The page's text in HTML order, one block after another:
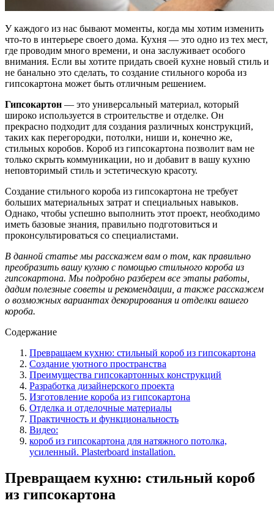
У каждого из нас бывают моменты, когда мы хотим изменить
что-то в интерьере своего дома. Кухня — это одно из тех мест,
где проводим много времени, и она заслуживает особого
внимания. Если вы хотите придать своей кухне новый стиль и
не банально это сделать, то создание стильного короба из
гипсокартона может быть отличным решением.
Гипсокартон — это универсальный материал, который
широко используется в строительстве и отделке. Он
прекрасно подходит для создания различных конструкций,
таких как перегородки, потолки, ниши и, конечно же,
стильных коробов. Короб из гипсокартона позволит вам не
только скрыть коммуникации, но и добавит в вашу кухню
неповторимый стиль и эстетическую красоту.
Создание стильного короба из гипсокартона не требует
больших материальных затрат и специальных навыков.
Однако, чтобы успешно выполнить этот проект, необходимо
иметь базовые знания, правильно подготовиться и
проконсультироваться со специалистами.
В данной статье мы расскажем вам о том, как правильно
преобразить вашу кухню с помощью стильного короба из
гипсокартона. Мы подробно разберем все этапы работы,
дадим полезные советы и рекомендации, а также расскажем
о возможных вариантах декорирования и отделки вашего
короба.
Содержание
Превращаем кухню: стильный короб из гипсокартона
Создание уютного пространства
Преимущества гипсокартонных конструкций
Разработка дизайнерского проекта
Изготовление короба из гипсокартона
Отделка и отделочные материалы
Практичность и функциональность
Видео:
короб из гипсокартона для натяжного потолка,
усиленный. Plasterboard installation.
Превращаем кухню: стильный короб
из гипсокартона